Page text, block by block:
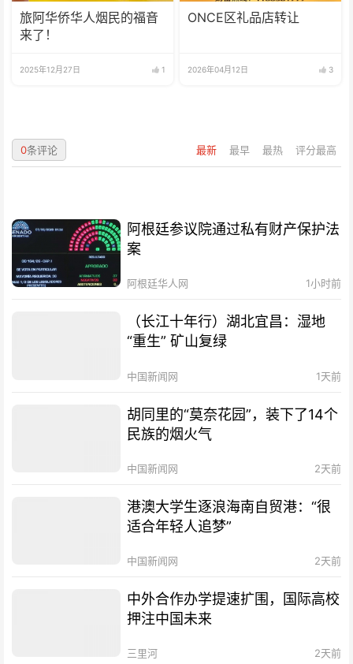
旅阿华侨华人烟民的福音
来了！
2025年12月27日 1
ONCE区礼品店转让
2026年04月12日 3
最新 最早 最热 评分最高
0条评论
阿根廷参议院通过私有财产保护法
案
阿根廷华人网 1小时前
（长江十年行）湖北宜昌：湿地
“重生” 矿山复绿
中国新闻网 1天前
胡同里的“莫奈花园”，装下了14个
民族的烟火气
中国新闻网 2天前
港澳大学生逐浪海南自贸港：“很
适合年轻人追梦”
中国新闻网 2天前
中外合作办学提速扩围，国际高校
押注中国未来
三里河 2天前